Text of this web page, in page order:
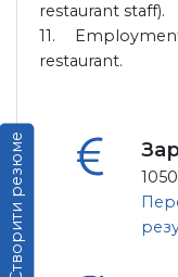
Створити резюме
restaurant staff).
11.
restaurant.